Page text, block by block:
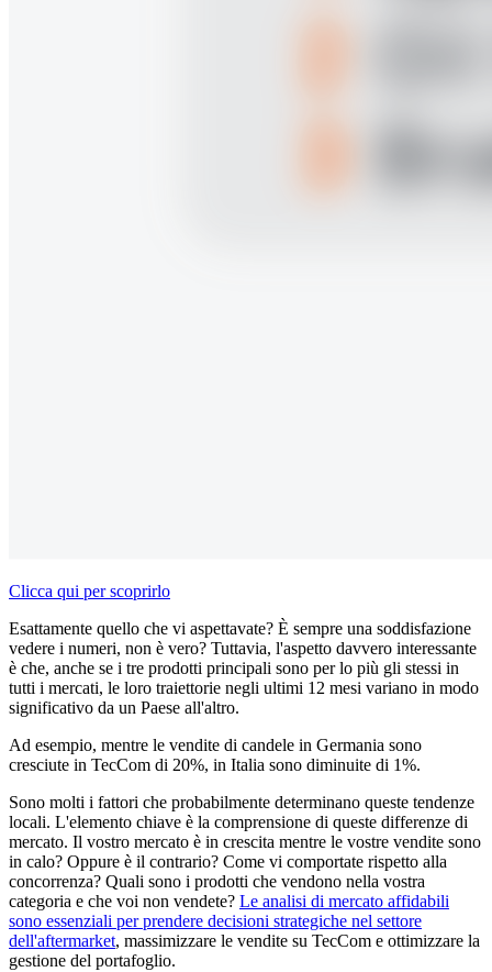
Clicca qui per scoprirlo
Esattamente quello che vi aspettavate? È sempre una soddisfazione
vedere i numeri, non è vero? Tuttavia, l'aspetto davvero interessante
è che, anche se i tre prodotti principali sono per lo più gli stessi in
tutti i mercati, le loro traiettorie negli ultimi 12 mesi variano in modo
significativo da un Paese all'altro.
Ad esempio, mentre le vendite di candele in Germania sono
cresciute in TecCom di 20%, in Italia sono diminuite di 1%.
Sono molti i fattori che probabilmente determinano queste tendenze
locali. L'elemento chiave è la comprensione di queste differenze di
mercato. Il vostro mercato è in crescita mentre le vostre vendite sono
in calo? Oppure è il contrario? Come vi comportate rispetto alla
concorrenza? Quali sono i prodotti che vendono nella vostra
categoria e che voi non vendete? Le analisi di mercato affidabili
sono essenziali per prendere decisioni strategiche nel settore
dell'aftermarket, massimizzare le vendite su TecCom e ottimizzare la
gestione del portafoglio.